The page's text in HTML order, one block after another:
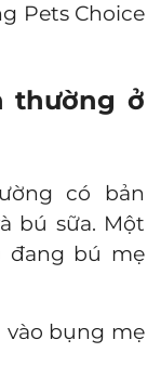
Pets Choice
thường ở
có bản
bú sữa. Một
đang bú mẹ
vào bụng mẹ